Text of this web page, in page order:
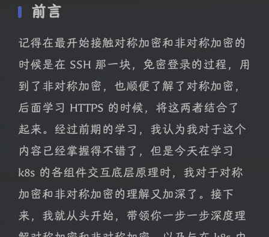
前言
记得在最开始接触对称加密和非对称加密的
时候是在 SSH 那一块，免密登录的过程，用
到了非对称加密，也顺便了解了对称加密，
后面学习 HTTPS 的时候，将这两者结合了
起来。经过前期的学习，我认为我对于这个
内容已经掌握得不错了，但是今天在学习
k8s 的各组件交互底层原理时，我对于对称
加密和非对称加密的理解又加深了。接下
来，我就从头开始，带领你一步一步深度理